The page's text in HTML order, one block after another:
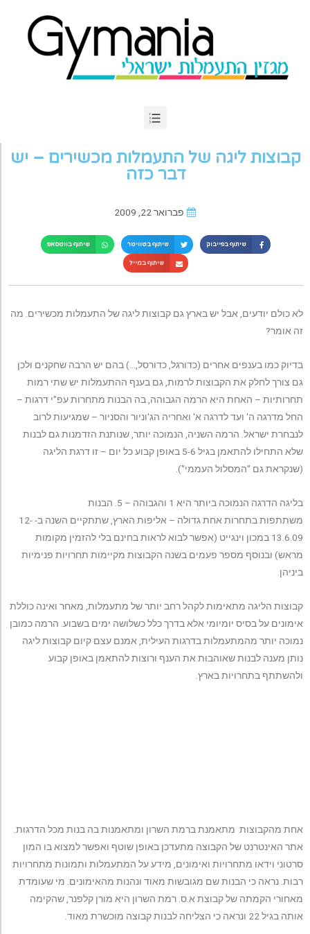
קבוצות ליגה של התעמלות מכשירים – יש
דבר כזה
פברואר 22, 2009
שיתוף בפייבוק שיתוף בטוויטר שיתוף בווטסאפ
שיתוף במייל
לא כולם יודעים, אבל יש בארץ גם קבוצות ליגה של התעמלות מכשירים. מה
זה אומר?
בדיוק כמו בענפים אחרים (כדורגל, כדורסל,…) בהם יש הרבה שחקנים ולכן
גם צורך לחלק את הקבוצות לרמות, גם בענף ההתעמלות יש שתי רמות
תחרותיות – האחת היא הרמה הגבוהה, בה הבנות מתחרות עפ"י דרגות –
החל מדרגה ה' ועד לדרגה א' ואחריה הג'וניור והסניור – שמגיעות לרוב
לנבחרת ישראל. הרמה השניה, הנמוכה יותר, שנותנת הזדמנות גם לבנות
שלא התחילו להתאמן בגיל 5-6 באופן קבוע כל יום – זו דרגת הליגה
(שנקראת גם "המסלול העממי").
בליגה הדרגה הנמוכה ביותר היא 1 והגבוהה – 5. הבנות
משתתפות בתחרות אחת גדולה – אליפות הארץ, שתתקיים השנה ב- 12-
13.6.09 במכון וינגייט (אפשר לבוא לראות בחינם בלי להזמין מקומות
מראש) ובנוסף מספר פעמים בשנה הקבוצות מקיימות תחרויות פנימיות
ביניהן.
קבוצות הליגה מתאימות לקהל רחב יותר של מתעמלות, מאחר ואינה כוללת
אימונים על בסיס יומיומי אלא בדרך כלל כשלושה ימים בשבוע. הרמה כמובן
נמוכה יותר מהמתעמלות בדרגות העילית, אמנם עצם קיום קבוצות ליגה
נותן מענה לבנות שאוהבות את הענף ורוצות להתאמן באופן קבוע
ולהשתתף בתחרויות בארץ.
אחת מהקבוצות מתאמנת ברמת השרון ומתאמנות בה בנות מכל הדרגות.
אתר האינטרנט של הקבוצה מתעדכן באופן שוטף ואפשר למצוא בו המון
סרטוני וידאו מתחרויות ואימונים, מידע על המתעמלות ותמונות מתחרויות
רבות. נראה כי הבנות שם מגובשות מאוד ונהנות מהאימונים. מי שעומדת
מאחורי הקמתה של קבוצת א.ס. רמת השרון היא מורן קלפנר, שהקימה
אותה בגיל 22 ונראה כי הצליחה לבנות קבוצה מוכשרת מאוד.